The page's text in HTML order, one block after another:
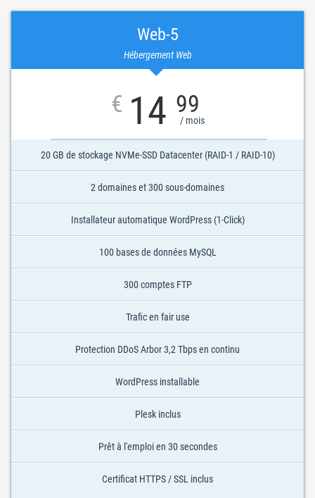
Web-5
Hébergement Web
€ 14 99
/ mois
20 GB de stockage NVMe-SSD Datacenter (RAID-1 / RAID-10)
2 domaines et 300 sous-domaines
Installateur automatique WordPress (1-Click)
100 bases de données MySQL
300 comptes FTP
Trafic en fair use
Protection DDoS Arbor 3,2 Tbps en continu
WordPress installable
Plesk inclus
Prêt à l'emploi en 30 secondes
Certificat HTTPS / SSL inclus